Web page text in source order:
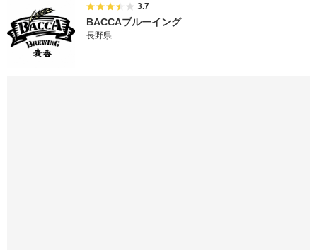
3.7
BACCAブルーイング
長野県